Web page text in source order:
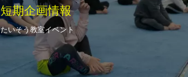
短期企画情報
たいそう教室イベント